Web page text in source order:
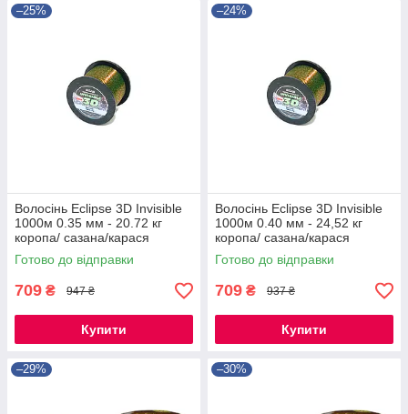
–25%
Волосінь Eclipse 3D Invisible
1000м 0.35 мм - 20.72 кг
коропа/ сазана/карася
Готово до відправки
709 ₴ 947 ₴
Купити
–24%
Волосінь Eclipse 3D Invisible
1000м 0.40 мм - 24,52 кг
коропа/ сазана/карася
Готово до відправки
709 ₴ 937 ₴
Купити
–29% –30%